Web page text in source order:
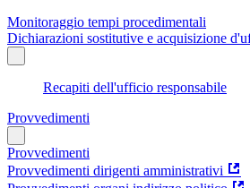
Monitoraggio tempi procedimentali
Dichiarazioni sostitutive e acquisizione
Recapiti dell'ufficio responsabile
Provvedimenti
Provvedimenti
Provvedimenti dirigenti amministrativi